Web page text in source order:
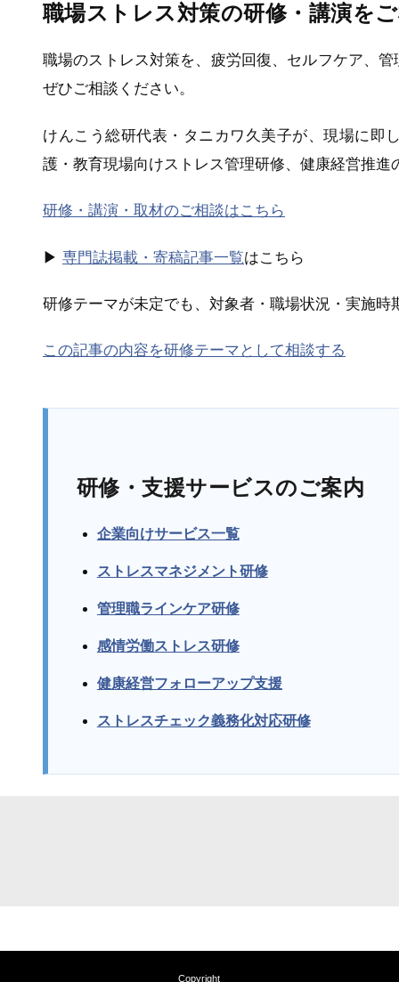
職場ストレス対策の研修・講演を
職場のストレス対策を、疲労回復、セルフケア、
ぜひご相談ください。
けんこう総研代表・タニカワ久美子が、現場に即
護・教育現場向けストレス管理研修、健康経営推進
研修・講演・取材のご相談はこちら
▶ 専門誌掲載・寄稿記事一覧はこちら
研修テーマが未定でも、対象者・職場状況・実施時
この記事の内容を研修テーマとして相談する
研修・支援サービスのご案内
企業向けサービス一覧
ストレスマネジメント研修
管理職ラインケア研修
感情労働ストレス研修
健康経営フォローアップ支援
ストレスチェック義務化対応研修
Copyright